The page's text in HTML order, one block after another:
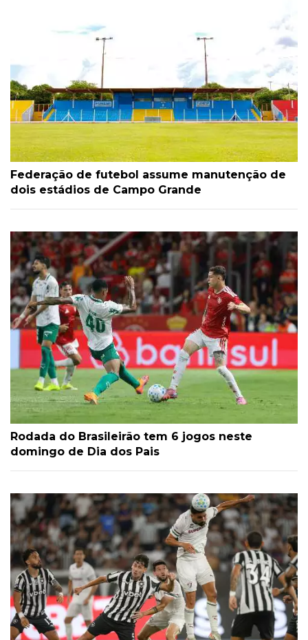
Federação de futebol assume manutenção de
dois estádios de Campo Grande
Rodada do Brasileirão tem 6 jogos neste
domingo de Dia dos Pais